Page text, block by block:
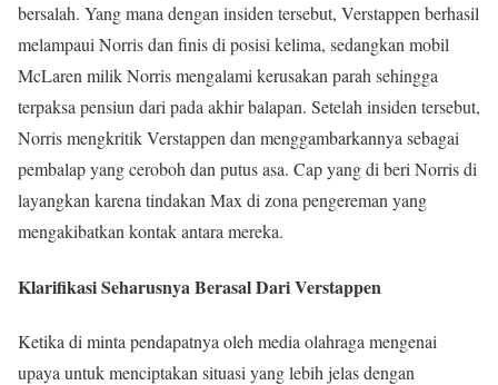
bersalah. Yang mana dengan insiden tersebut, Verstappen berhasil
melampaui Norris dan finis di posisi kelima, sedangkan mobil
McLaren milik Norris mengalami kerusakan parah sehingga
terpaksa pensiun dari pada akhir balapan. Setelah insiden tersebut,
Norris mengkritik Verstappen dan menggambarkannya sebagai
pembalap yang ceroboh dan putus asa. Cap yang di beri Norris di
layangkan karena tindakan Max di zona pengereman yang
mengakibatkan kontak antara mereka.
Klarifikasi Seharusnya Berasal Dari Verstappen
Ketika di minta pendapatnya oleh media olahraga mengenai
upaya untuk menciptakan situasi yang lebih jelas dengan